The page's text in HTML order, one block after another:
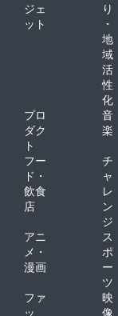
ジェ
ット
り
・
地
域
活
性
化
プロ
ダク
ト
音
楽
フー
ド・
飲食
店
チ
ャ
レ
ン
ジ
アニ
メ・
漫画
ス
ポ
ー
ツ
ファ
ッ
映
像